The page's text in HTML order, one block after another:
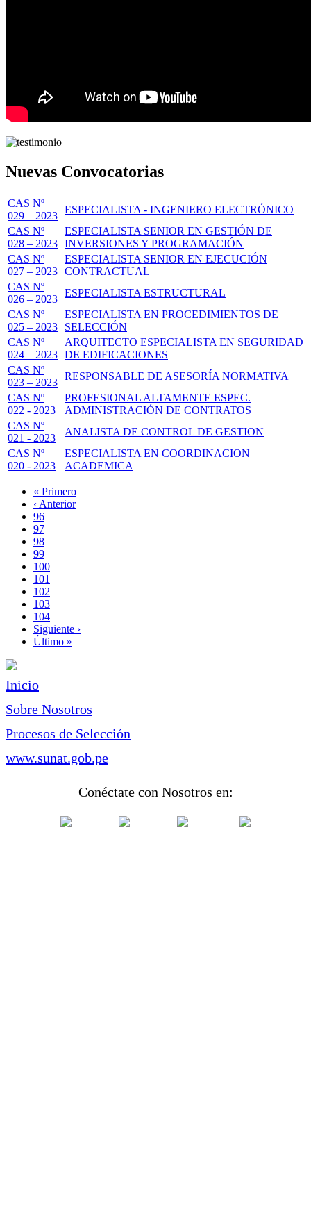
Nuevas Convocatorias
CAS Nº
029 – 2023
ESPECIALISTA - INGENIERO ELECTRÓNICO
CAS Nº
028 – 2023
ESPECIALISTA SENIOR EN GESTIÓN DE
INVERSIONES Y PROGRAMACIÓN
CAS Nº
027 – 2023
ESPECIALISTA SENIOR EN EJECUCIÓN
CONTRACTUAL
CAS Nº
026 – 2023
ESPECIALISTA ESTRUCTURAL
CAS Nº
025 – 2023
ESPECIALISTA EN PROCEDIMIENTOS DE
SELECCIÓN
CAS Nº
024 – 2023
ARQUITECTO ESPECIALISTA EN SEGURIDAD
DE EDIFICACIONES
CAS Nº
023 – 2023
RESPONSABLE DE ASESORÍA NORMATIVA
CAS Nº
022 - 2023
PROFESIONAL ALTAMENTE ESPEC.
ADMINISTRACIÓN DE CONTRATOS
CAS Nº
021 - 2023
ANALISTA DE CONTROL DE GESTION
CAS Nº
020 - 2023
ESPECIALISTA EN COORDINACION
ACADEMICA
Paginación
Primera
página
« Primero
Página
anterior
‹ Anterior
Page
96
Page
97
Page
98
Page
99
Página
actual
100
Page
101
Page
102
Page
103
Page
104
Siguiente
página
Siguiente ›
Última
Último »
Inicio
Sobre Nosotros
Procesos de Selección
www.sunat.gob.pe
Conéctate con Nosotros en: